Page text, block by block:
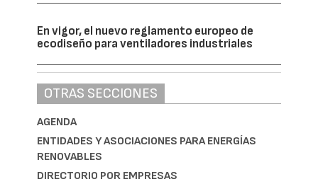
En vigor, el nuevo reglamento europeo de
ecodiseño para ventiladores industriales
OTRAS SECCIONES
AGENDA
ENTIDADES Y ASOCIACIONES PARA ENERGÍAS
RENOVABLES
DIRECTORIO POR EMPRESAS